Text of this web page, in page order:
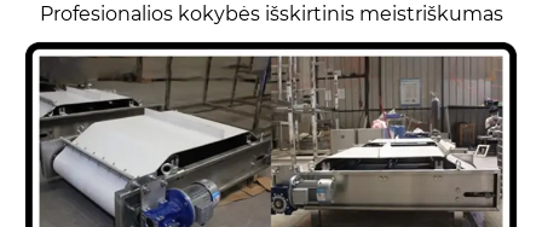
Profesionalios kokybės išskirtinis meistriškumas